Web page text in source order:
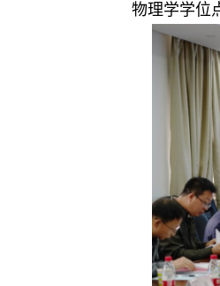
物理学学位